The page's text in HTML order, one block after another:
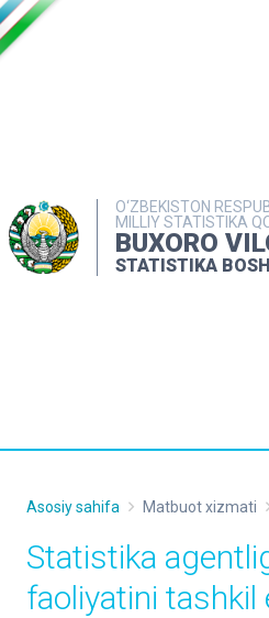
O‘ZBEKISTON
MILLIY STATISTIKA
BUXORO
STATISTIKA
MATBUOT
Asosiy sahifa Matbuot xizmati
Statistika
faoliyatini tashkil